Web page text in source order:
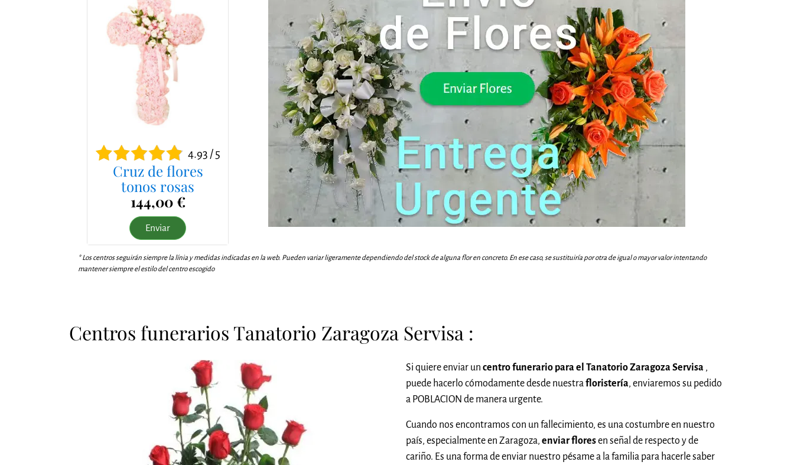
4.93 / 5
Cruz de flores
tonos rosas
144,00 €
Enviar
* Los centros seguirán siempre la línia y medidas indicadas en la web. Pueden variar ligeramente dependiendo del stock de alguna flor en concreto. En ese caso, se sustituiría por otra de igual o mayor valor intentando
mantener siempre el estilo del centro escogido
Centros funerarios Tanatorio Zaragoza Servisa :
Si quiere enviar un centro funerario para el Tanatorio Zaragoza Servisa ,
puede hacerlo cómodamente desde nuestrafloristería, enviaremos su pedido
a POBLACION de manera urgente.
Cuando nos encontramos con un fallecimiento, es una costumbre en nuestro
país, especialmente en Zaragoza, enviar floresen señal de respecto y de
cariño. Es una forma de enviar nuestro pésame a la familia para hacerle saber